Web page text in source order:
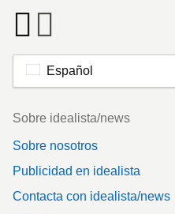
Español
Footer
Sobre idealista/news
Sobre nosotros
Publicidad en idealista
Contacta con idealista/news